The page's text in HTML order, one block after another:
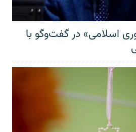
اسلامی» در گفت‌وگو با